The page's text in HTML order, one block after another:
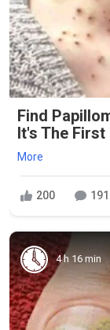
Find
It's The First
More
200 191
4 h 16 min